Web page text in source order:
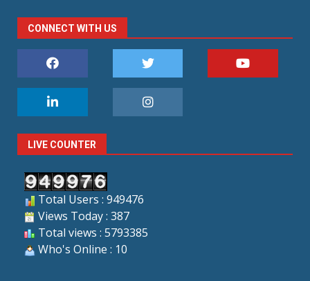
CONNECT WITH US
LIVE COUNTER
Total Users : 949476
Views Today : 387
Total views : 5793385
Who's Online : 10